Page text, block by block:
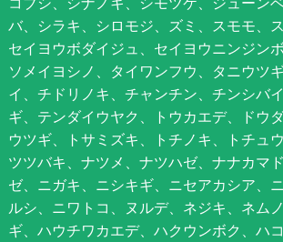
バ、シラキ、シロモジ、ズミ、スモモ、
セイヨウボダイジュ、セイヨウニンジン
ソメイヨシノ、タイワンフウ、タニウツ
イ、チドリノキ、チャンチン、チンシバ
ギ、テンダイウヤク、トウカエデ、ドウ
ウツギ、トサミズキ、トチノキ、トチュ
ツツバキ、ナツメ、ナツハゼ、ナナカマ
ゼ、ニガキ、ニシキギ、ニセアカシア、
ルシ、ニワトコ、ヌルデ、ネジキ、ネム
ギ、ハウチワカエデ、ハクウンボク、ハ